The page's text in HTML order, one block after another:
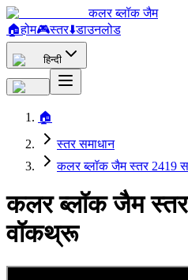
कलर ब्लॉक जैम
🏠होम🎮स्तर⬇️डाउनलोड
हिन्दी
🏠
स्तर समाधान
कलर ब्लॉक जैम स्तर 2419
कलर ब्लॉक जैम
वॉकथ्रू